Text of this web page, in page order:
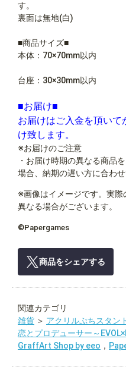
す。
裏面は無地(白)
■商品サイズ■
本体：70×70mm以内
台座：30×30mm以内
■お届け■
お届けはご入金を頂い
け致します。
※お届けのご注意
・お届け時期の異なる商品
場合、納期の遅い方に合わ
※画像はイメージです。実
異なる場合がございます。
©Papergames
商品をシェアする
関連カテゴリ
雑貨 ＞ アクリルぷちスタン
恋とプロデューサー～
GraffArt Shop by eeo ，